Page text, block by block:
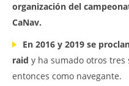
organización del
CaNav.
En 2016 y 2019 se
raid y ha sumado otros tres
entonces como navegante.